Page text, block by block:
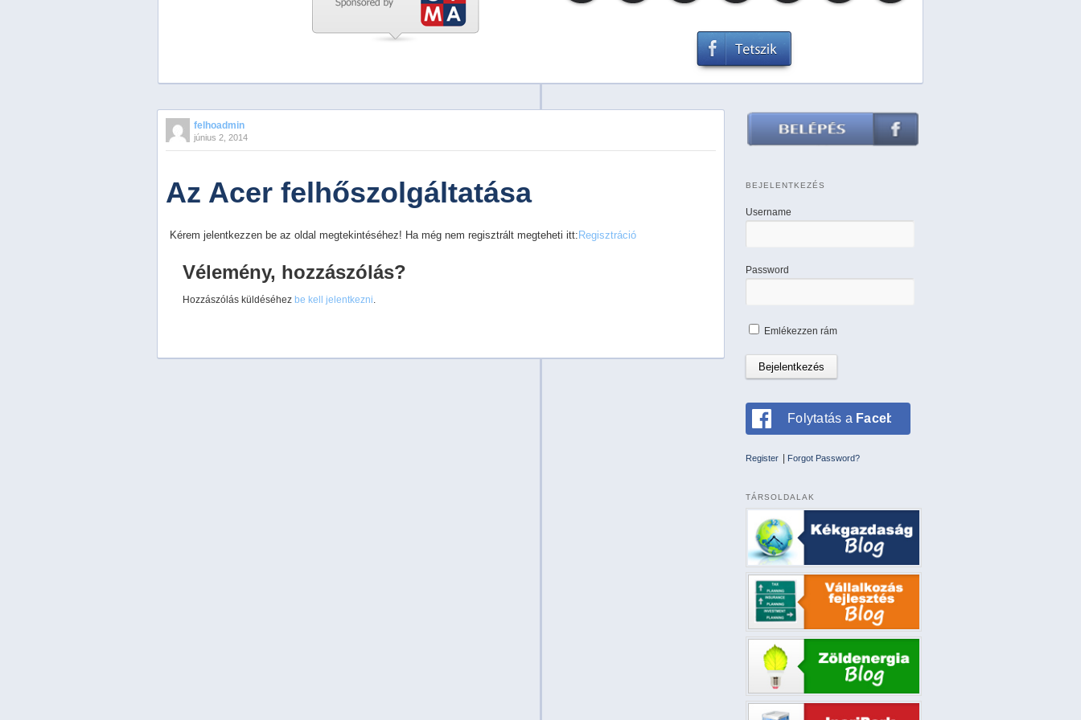
PreviousNextStop
2
5
felhoadmin
június 2, 2014
Az Acer felhőszolgáltatása
Kérem jelentkezzen be az oldal megtekintéséhez! Ha még nem regisztrált megteheti itt:Regisztráció
Vélemény, hozzászólás?
Hozzászólás küldéséhezbe kell jelentkezni.
BEJELENTKEZÉS
Username
Password
Emlékezzen rám
Folytatás a Facebookkal
Register Forgot Password?
TÁRSOLDALAK